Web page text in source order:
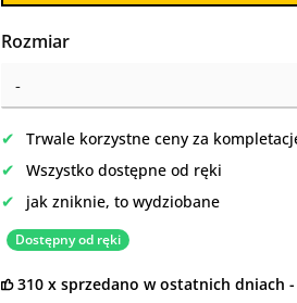
Wybierz
Rozmiar
✔ Trwale korzystne ceny za
✔ Wszystko dostępne od ręki
✔ jak zniknie, to wydziobane
Dostępny od ręki
310 x sprzedano w ostatnich dniach